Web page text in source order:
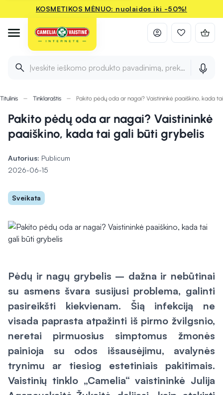
KOSMETIKOS MĖNUO: nuolaidos iki -50%!
Įveskite ieškomo produkto pavadinimą, prekės ženklą ir
Titulinis Tinklaraštis Pakito pėdų oda ar nagai? Vaistininkė paaiškino, kada
Pakito pėdų oda ar nagai? Vaistininkė
paaiškino, kada tai gali būti grybelis
Autorius: Publicum
2026-06-15
Sveikata
Pėdų ir nagų grybelis – dažna ir nebūtinai
su asmens švara susijusi problema, galinti
pasireikšti kiekvienam. Šią infekciją ne
visada paprasta atpažinti iš pirmo žvilgsnio,
neretai pirmuosius simptomus žmonės
painioja su odos išsausėjimu, avalynės
trynimu ar tiesiog estetiniais pakitimais.
Vaistinių tinklo „Camelia“ vaistininkė Julija